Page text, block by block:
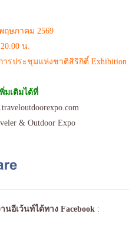
ฤษภาคม 2569
น.
รประชุมแห่งชาติสิริกิติ์ Exhibition
มเติมได้ที่
& Outdoor Expo
นอีเว้นท์ได้ทาง Facebook :